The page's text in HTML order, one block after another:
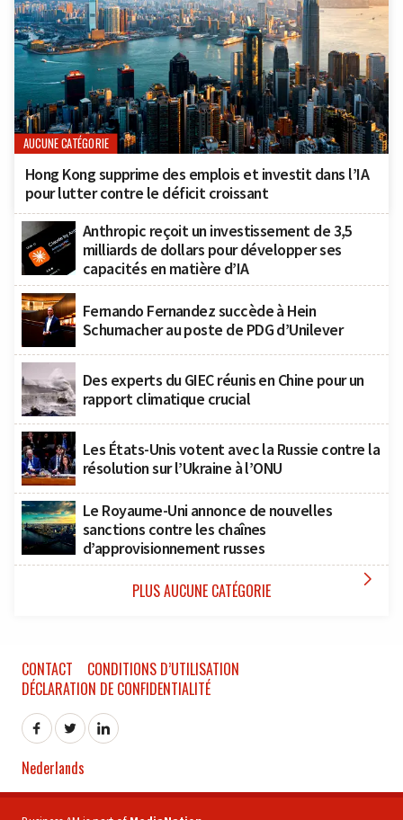
AUCUNE CATÉGORIE
Hong Kong supprime des emplois et investit dans l’IA
pour lutter contre le déficit croissant
Anthropic reçoit un investissement de 3,5
milliards de dollars pour développer ses
capacités en matière d’IA
Fernando Fernandez succède à Hein
Schumacher au poste de PDG d’Unilever
Des experts du GIEC réunis en Chine pour un
rapport climatique crucial
Les États-Unis votent avec la Russie contre la
résolution sur l’Ukraine à l’ONU
Le Royaume-Uni annonce de nouvelles
sanctions contre les chaînes
d’approvisionnement russes
PLUS AUCUNE CATÉGORIE 
CONTACT
CONDITIONS D’UTILISATION
DÉCLARATION DE CONFIDENTIALITÉ
Nederlands